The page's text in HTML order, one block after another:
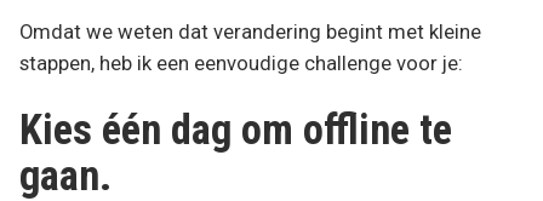
Omdat we weten dat verandering begint met kleine
stappen, heb ik een eenvoudige challenge voor je:
Kies één dag om offline te
gaan.